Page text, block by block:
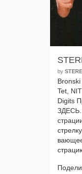
by
Tet,
Digits
ЗДЕСЬ.